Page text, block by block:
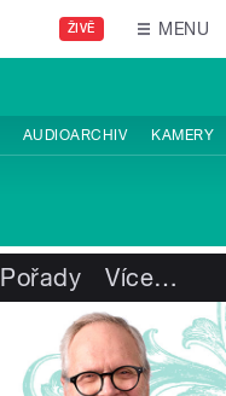
ŽIVĚ MENU
AUDIOARCHIV KAMERY
Pořady Více…